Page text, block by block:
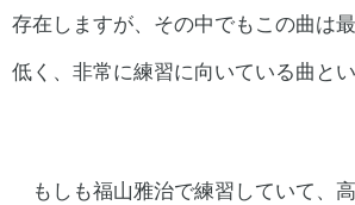
存在しますが、その中でもこの曲は
低く、非常に練習に向いている曲とい
もしも福山雅治で練習していて、